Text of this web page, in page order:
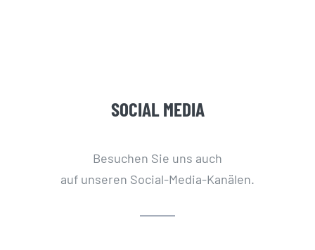
SOCIAL MEDIA
Besuchen Sie uns auch
auf unseren Social-Media-Kanälen.